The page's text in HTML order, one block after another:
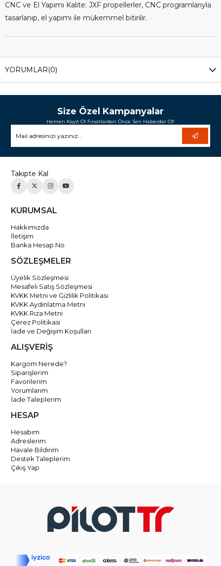
CNC ve El Yapımı Kalite: JXF propellerler, CNC programlarıyla
tasarlanıp, el yapımı ile mükemmel bitirilir.
YORUMLAR(0)
Size Özel Kampanyalar
Hemen Kayıt Ol Fırsatlardan Önce Sen Haberdar Ol!
Takipte Kal
KURUMSAL
Hakkımızda
İletişim
Banka Hesap No
SÖZLEŞMELER
Üyelik Sözleşmesi
Mesafeli Satış Sözleşmesi
KVKK Metni ve Gizlilik Politikası
KVKK Aydınlatma Metni
KVKK Rıza Metni
Çerez Politikası
İade ve Değişim Koşulları
ALIŞVERİŞ
Kargom Nerede?
Siparişlerim
Favorilerim
Yorumlarım
İade Taleplerim
HESAP
Hesabım
Adreslerim
Havale Bildirim
Destek Taleplerim
Çıkış Yap